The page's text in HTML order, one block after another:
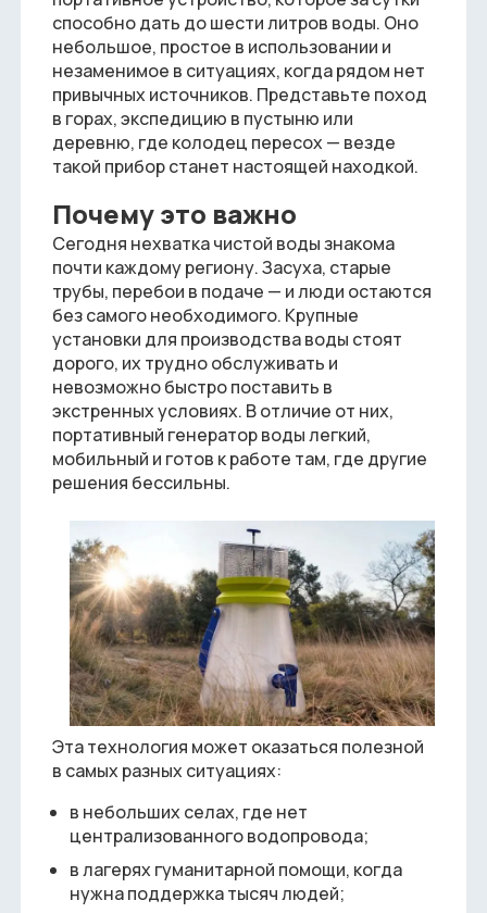
способно дать до шести литров воды. Оно
небольшое, простое в использовании и
незаменимое в ситуациях, когда рядом нет
привычных источников. Представьте поход
в горах, экспедицию в пустыню или
деревню, где колодец пересох — везде
такой прибор станет настоящей находкой.
Почему это важно
Сегодня нехватка чистой воды знакома
почти каждому региону. Засуха, старые
трубы, перебои в подаче — и люди остаются
без самого необходимого. Крупные
установки для производства воды стоят
дорого, их трудно обслуживать и
невозможно быстро поставить в
экстренных условиях. В отличие от них,
портативный генератор воды легкий,
мобильный и готов к работе там, где другие
решения бессильны.
Эта технология может оказаться полезной
в самых разных ситуациях:
в небольших селах, где нет
централизованного водопровода;
в лагерях гуманитарной помощи, когда
нужна поддержка тысяч людей;